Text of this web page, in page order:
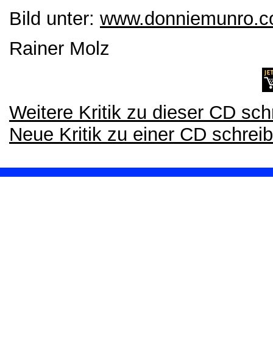
Bild unter:
Rainer Molz
Weitere Kritik zu dieser CD
Neue Kritik zu einer CD